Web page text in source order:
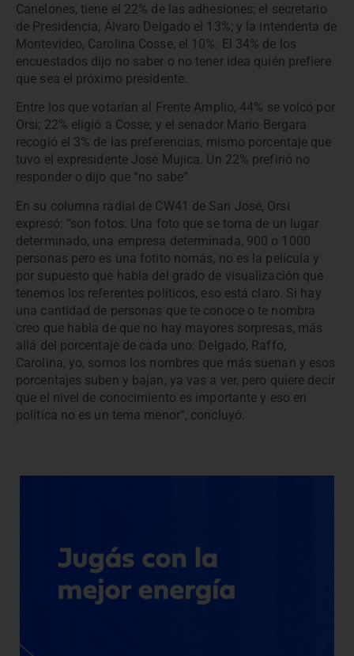
Canelones, tiene el 22% de las adhesiones; el secretario
de Presidencia, Álvaro Delgado el 13%; y la intendenta de
Montevideo, Carolina Cosse, el 10%. El 34% de los
encuestados dijo no saber o no tener idea quién prefiere
que sea el próximo presidente.
Entre los que votarían al Frente Amplio, 44% se volcó por
Orsi; 22% eligió a Cosse; y el senador Mario Bergara
recogió el 3% de las preferencias, mismo porcentaje que
tuvo el expresidente José Mujica. Un 22% prefirió no
responder o dijo que “no sabe”.
En su columna radial de CW41 de San José, Orsi
expresó: “son fotos. Una foto que se toma de un lugar
determinado, una empresa determinada, 900 o 1000
personas pero es una fotito nomás, no es la película y
por supuesto que habla del grado de visualización que
tenemos los referentes políticos, eso está claro. Si hay
una cantidad de personas que te conoce o te nombra
creo que habla de que no hay mayores sorpresas, más
allá del porcentaje de cada uno: Delgado, Raffo,
Carolina, yo, somos los nombres que más suenan y esos
porcentajes suben y bajan, ya vas a ver, pero quiere decir
que el nivel de conocimiento es importante y eso en
política no es un tema menor”, concluyó.